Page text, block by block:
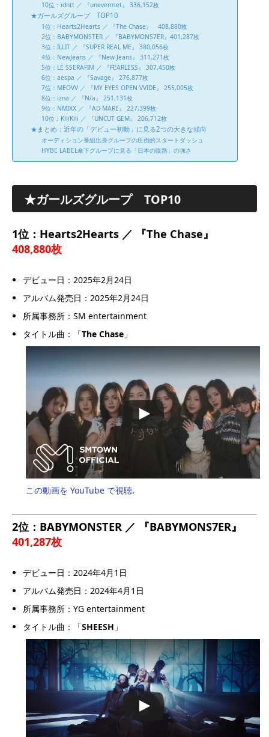
10位：idntt ／ 『unevermet』 336,152枚
★ガールズグループ TOP10
1位：Hearts2Hearts ／ 『The Chase』 408,880枚
2位：BABYMONSTER ／ 『BABYMONS7ER』401,287枚
3位：ILLIT ／ 『SUPER REAL ME』 380,056枚
4位：NewJeans ／ 『New Jeans』 311,271枚
5位：LE SSERAFIM ／ 『FEARLESS』 307,450枚
6位：aespa ／ 『Savage』 276,877枚
7位：MEOVV ／ 『MY EYES OPEN VVIDE』 255,005枚
8位：izna ／ 『N/a』 251,131枚
9位：NMIXX ／ 『AD MARE』 227,399枚
10位：KiiiKiii ／ 『UNCUT GEM』 206,712枚
★まとめ：近年の「デビュー初動」に見る2つの大きな傾向
オーディション番組出身グループの圧倒的スタートダッシュ
HYBE LABEL傘下グループに見る「日本の販路」の強さ
★ガールズグループ TOP10
1位：Hearts2Hearts ／ 『The Chase』
408,880枚
デビュー日：2025年2月24日
アルバム発売日：2025年2月24日
所属事務所：SM entertainment
タイトル曲：「The Chase 」
この動画を YouTube で視聴.
2位：BABYMONSTER ／ 『BABYMONS7ER』
401,287枚
デビュー日：2024年4月1日
アルバム発売日：2024年4月1日
所属事務所：YG entertainment
タイトル曲：「SHEESH 」